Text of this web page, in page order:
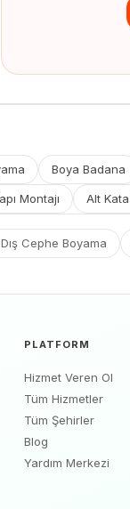
Boya Badana
Montajı Alt Kata
Cephe Boyama
PLATFORM
Hizmet Veren Ol
Tüm Hizmetler
Tüm Şehirler
Blog
Yardım Merkezi